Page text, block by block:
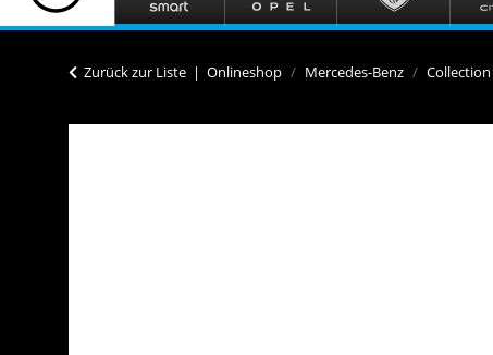
Zurück zur Liste Onlineshop Mercedes-Benz Collection